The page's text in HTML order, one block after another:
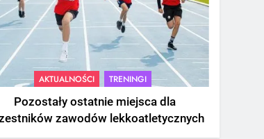
AKTUALNOŚCI TRENINGI
Pozostały ostatnie miejsca dla
zawodów lekkoatletycznych